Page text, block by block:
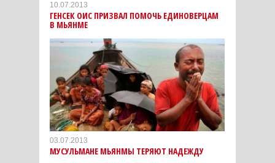
10.07.2013
ГЕНСЕК ОИС ПРИЗВАЛ ПОМОЧЬ ЕДИНОВЕРЦАМ
В МЬЯНМЕ
03.07.2013
МУСУЛЬМАНЕ МЬЯНМЫ ТЕРЯЮТ НАДЕЖДУ